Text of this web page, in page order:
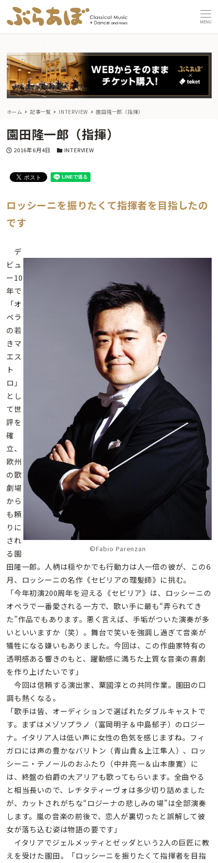
MENU
ホーム 記事一覧 INTERVIEW 園田隆一郎（指揮）
園田隆一郎（指揮）
投稿日
2016年6月4日 カテゴリー
INTERVIEW
ロッシーニを振りたくて指揮者を目指したの
です
©Fabio Parenzan
デ
ビュ
ー10
年で
「オ
ペラ
の若
きマ
エス
ト
ロ」
とし
て世
評を
確
立、
欧州
の歌
劇場
から
も頼
りに
され
る園
田隆一郎。人柄は穏やかでも行動力は人一倍の彼が、この6
月、ロッシーニの名作《セビリアの理髪師》に挑む。
「今年初演200周年を迎える《セビリア》は、ロッシーニの
オペラで一番愛される一方で、歌い手に最も“弄られてき
た”作品でもあります。悪く言えば、手垢がついた演奏が多
いといいますか（笑）。舞台で笑いを強調し過ぎて音楽が
犠牲になる嫌いもありました。今回は、この作曲家特有の
透明感ある響きのもと、躍動感に満ちた上質な音楽の喜劇
を作り上げたいです」
今回は信頼する演出家、粟國淳との共同作業。園田の口
調も熱くなる。
「歌手は皆、オーディションで選ばれたダブルキャストで
す。まずはメゾソプラノ（富岡明子＆中島郁子）のロジー
ナ。イタリア人は低い声に女性の色気を感じますね。フィ
ガロには声の豊かなバリトン（青山貴＆上江隼人）、ロッ
シーニ・テノールのおふたり（中井亮一＆山本康寛）に
は、終盤の伯爵の大アリアも歌ってもらいます。全曲やる
と相当長いので、レチタティーヴォは多少切り詰めました
が、カットされがちな“ロジーナの悲しみの場”は全部演奏
します。嵐の音楽の前後で、恋人が裏切ったと誤解して彼
女が落ち込む姿は物語の要です」
イタリアでジェルメッティとゼッダという2人の巨匠に教
えを受けた園田。「ロッシーニを振りたくて指揮者を目指